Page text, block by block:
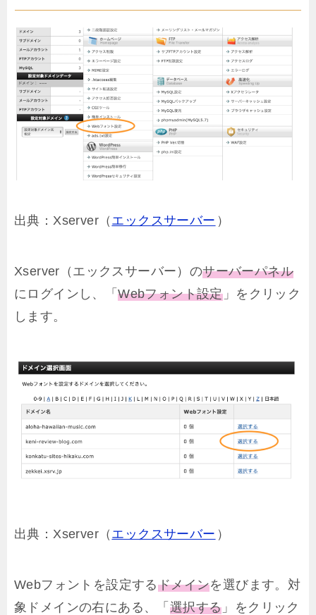
出典：Xserver（ エックスサーバー ）
Xserver（エックスサーバー）のサーバーパネル
にログインし、「Webフォント設定」をクリック
します。
出典：Xserver（ エックスサーバー ）
Webフォントを設定するドメインを選びます。対
象ドメインの右にある、「 選択する 」をクリック